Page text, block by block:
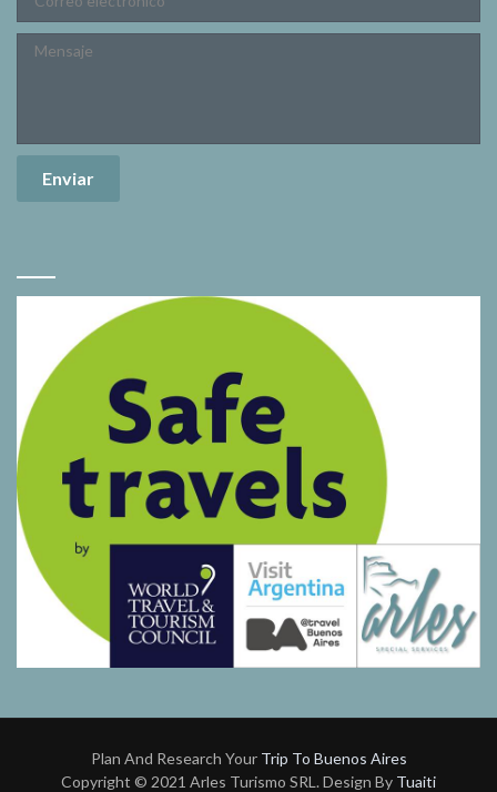
Enviar
Plan And Research Your Trip To Buenos Aires
Copyright © 2021 Arles Turismo SRL. Design By Tuaiti